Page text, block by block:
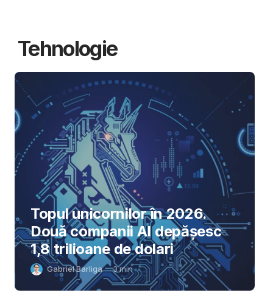
Tehnologie
Topul unicornilor în 2026.
Două companii AI depășesc
1,8 trilioane de dolari
Gabriel Barliga 3min